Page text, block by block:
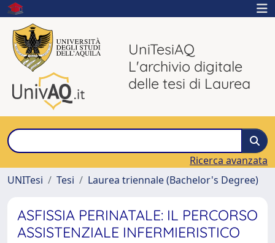
UniTesiAQ
L'archivio digitale
delle tesi di Laurea
Ricerca avanzata
UNITesi
Tesi Laurea triennale (Bachelor's Degree)
ASFISSIA PERINATALE: IL PERCORSO
ASSISTENZIALE INFERMIERISTICO